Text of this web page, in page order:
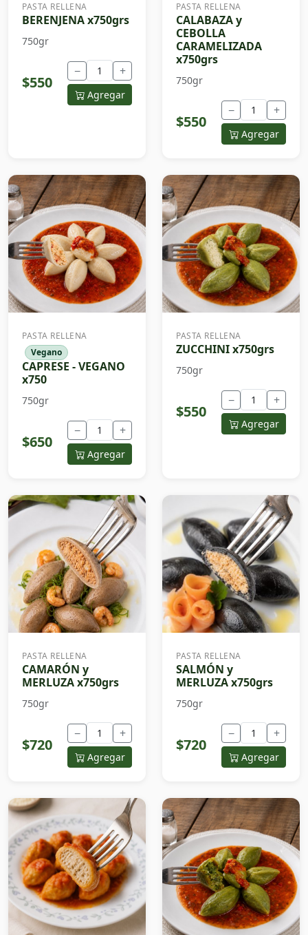
PASTA RELLENA
BERENJENA x750grs
750gr
$550
− +
Agregar
PASTA RELLENA
CALABAZA y
CEBOLLA
CARAMELIZADA
x750grs
750gr
$550
− +
Agregar
PASTA RELLENA
Vegano
CAPRESE - VEGANO
x750
750gr
$650
− +
Agregar
PASTA RELLENA
ZUCCHINI x750grs
750gr
$550
− +
Agregar
PASTA RELLENA
CAMARÓN y
MERLUZA x750grs
750gr
$720
− +
Agregar
PASTA RELLENA
SALMÓN y
MERLUZA x750grs
750gr
$720
− +
Agregar